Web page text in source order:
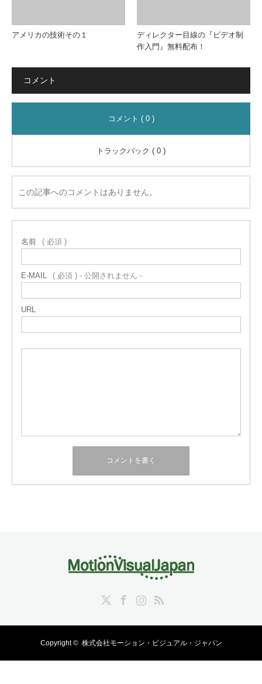
アメリカの技術その１
ディレクター目線の『ビデオ制
作入門』無料配布！
コメント
コメント ( 0 )
トラックバック ( 0 )
この記事へのコメントはありません。
名前 ( 必須 )
E-MAIL ( 必須 ) - 公開されません -
URL
RSS
Copyright © 株式会社モーション・ビジュアル・ジャパン